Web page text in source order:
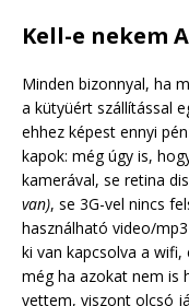
Kell-e nekem
Minden bizonnyal, ha
a kütyüért szállítással
ehhez képest ennyi
kapok: még úgy is,
kamerával, se retina
van), se 3G-vel nincs
használható video/
ki van kapcsolva a
még ha azokat nem is
vettem, viszont olcsó